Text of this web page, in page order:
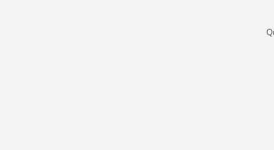
Gli annunci immobiliari presenti
italia.it quindi non è responsabile